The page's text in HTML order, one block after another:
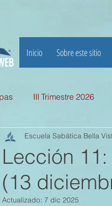
Inicio Sobre este sitio
III Trimestre 2026
2025 II Trimestre
2024 I TRIMESTRE
Lección
(13
Escuela Sabática Bella
Actualizado: 7 dic 2025